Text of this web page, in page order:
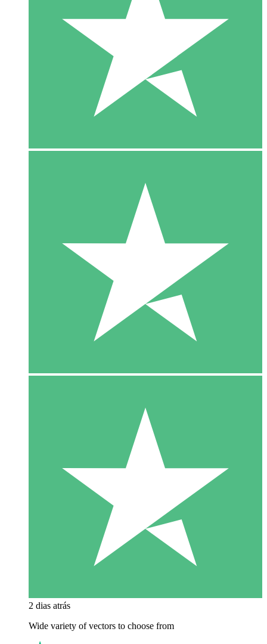
2 dias atrás
Wide variety of vectors to choose from